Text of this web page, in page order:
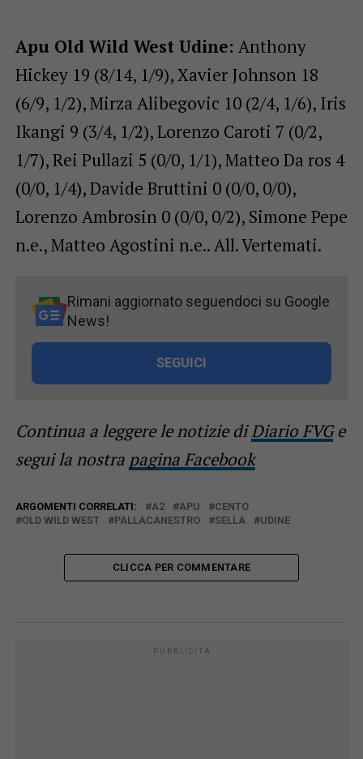
Apu Old Wild West Udine: Anthony
Hickey 19 (8/14, 1/9), Xavier Johnson 18
(6/9, 1/2), Mirza Alibegovic 10 (2/4, 1/6), Iris
Ikangi 9 (3/4, 1/2), Lorenzo Caroti 7 (0/2,
1/7), Rei Pullazi 5 (0/0, 1/1), Matteo Da ros 4
(0/0, 1/4), Davide Bruttini 0 (0/0, 0/0),
Lorenzo Ambrosin 0 (0/0, 0/2), Simone Pepe
n.e., Matteo Agostini n.e.. All. Vertemati.
Rimani aggiornato seguendoci su Google
News!
SEGUICI
Continua a leggere le notizie diDiario FVGe
segui la nostra pagina Facebook
ARGOMENTI CORRELATI: A2 APU
CENTO
OLD WILD WEST
PALLACANESTRO SELLA UDINE
CLICCA PER COMMENTARE
PUBBLICITÀ